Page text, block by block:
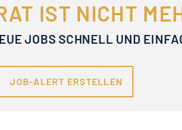
IST NICHT
JOBS SCHNELL UND
JOB-ALERT ERSTELLEN